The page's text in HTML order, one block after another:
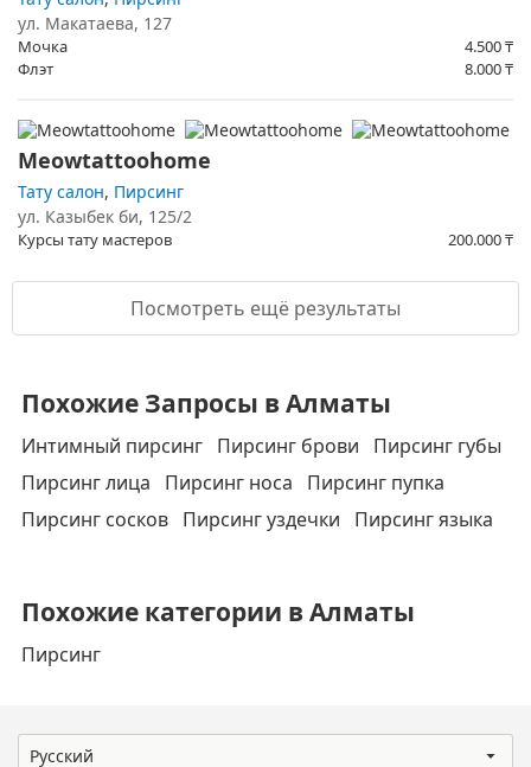
​ул. Макатаева, 127
Мочка 4.500₸
Флэт
8.000₸
Meowtattoohome
Тату салон, Пирсинг
ул. ​Казыбек би, 125/2
Курсы тату мастеров 200.000₸
Посмотреть ещё результаты
Похожие Запросы в Алматы
Интимный пирсинг Пирсинг брови
Пирсинг губы
Пирсинг лица
Пирсинг носа
Пирсинг пупка
Пирсинг сосков Пирсинг уздечки Пирсинг языка
Похожие категории в Алматы
Пирсинг
Русский